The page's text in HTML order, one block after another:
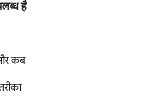
है
कब